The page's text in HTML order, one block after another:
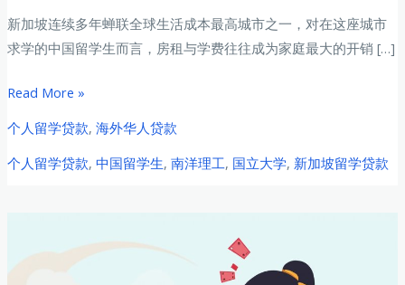
新加坡连续多年蝉联全球生活成本最高城市之一，对在这座城市
求学的中国留学生而言，房租与学费往往成为家庭最大的开销 […]
2026
新
加
留
Read More »
个人留学贷款, 海外华人贷款
个人留学贷款, 中国留学生, 南洋理工, 国立大学, 新加坡留学贷款